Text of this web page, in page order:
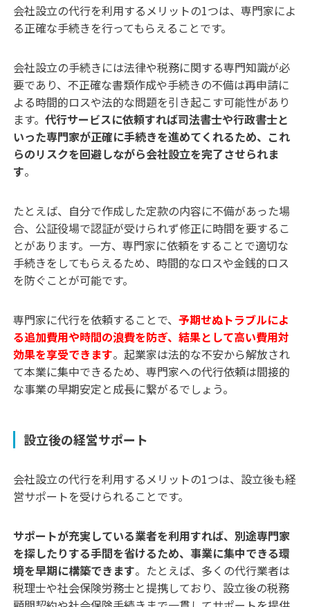
会社設立の代行を利用するメリットの1つは、専門家によ
る正確な手続きを行ってもらえることです。
会社設立の手続きには法律や税務に関する専門知識が必
要であり、不正確な書類作成や手続きの不備は再申請に
よる時間的ロスや法的な問題を引き起こす可能性があり
ます。代行サービスに依頼すれば司法書士や行政書士と
いった専門家が正確に手続きを進めてくれるため、これ
らのリスクを回避しながら会社設立を完了させられま
す。
たとえば、自分で作成した定款の内容に不備があった場
合、公証役場で認証が受けられず修正に時間を要するこ
とがあります。一方、専門家に依頼をすることで適切な
手続きをしてもらえるため、時間的なロスや金銭的ロス
を防ぐことが可能です。
専門家に代行を依頼することで、予期せぬトラブルによ
る追加費用や時間の浪費を防ぎ、結果として高い費用対
効果を享受できます。起業家は法的な不安から解放され
て本業に集中できるため、専門家への代行依頼は間接的
な事業の早期安定と成長に繋がるでしょう。
設立後の経営サポート
会社設立の代行を利用するメリットの1つは、設立後も経
営サポートを受けられることです。
サポートが充実している業者を利用すれば、別途専門家
を探したりする手間を省けるため、事業に集中できる環
境を早期に構築できます。たとえば、多くの代行業者は
税理士や社会保険労務士と提携しており、設立後の税務